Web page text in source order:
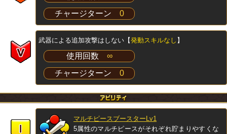
チャージターン 0
武器による追加攻撃はしない【発動スキルなし 】
使用回数 ∞
チャージターン 0
マルチピースブースターLv1
5属性のマルチピースがそれぞれ貯まりやすくな